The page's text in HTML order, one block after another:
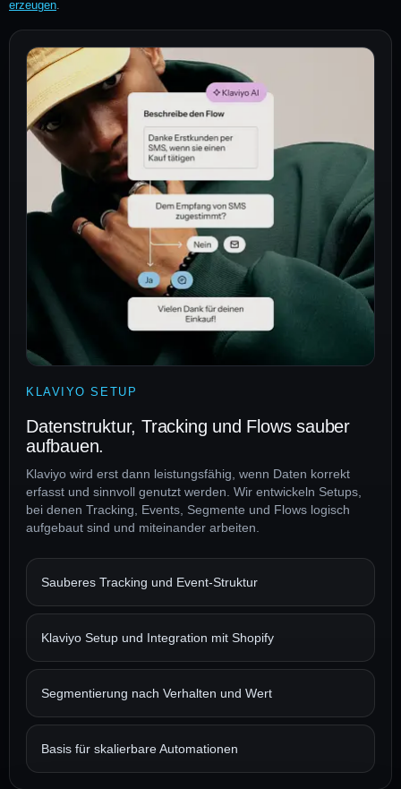
erzeugen
KLAVIYO SETUP
Datenstruktur, Tracking und Flows sauber
aufbauen.
Klaviyo wird erst dann leistungsfähig, wenn Daten korrekt
erfasst und sinnvoll genutzt werden. Wir entwickeln Setups,
bei denen Tracking, Events, Segmente und Flows logisch
aufgebaut sind und miteinander arbeiten.
Sauberes Tracking und Event-Struktur
Klaviyo Setup und Integration mit Shopify
Segmentierung nach Verhalten und Wert
Basis für skalierbare Automationen